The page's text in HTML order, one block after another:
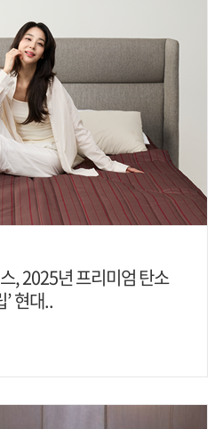
, 2025년 프리미엄 탄소
현대..